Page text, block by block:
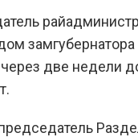
замгубернатора
две недели